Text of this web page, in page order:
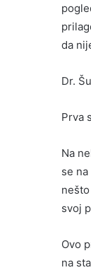
da
Dr.
Prva
Na
se
svoj
Ovo
na